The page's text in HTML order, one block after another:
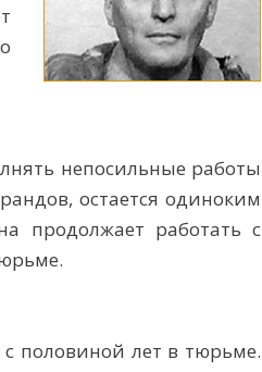
непосильные работы
остается одиноким
продолжает работать с
половиной лет в тюрьме.